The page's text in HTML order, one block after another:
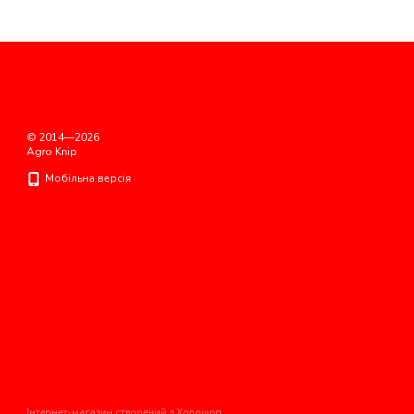
© 2014—2026
Agro Knip
Мобільна версія